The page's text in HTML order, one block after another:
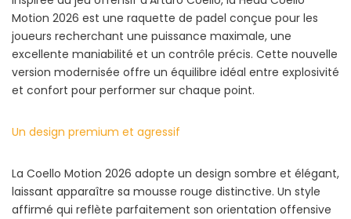
Motion 2026 est une raquette de padel conçue pour les
joueurs recherchant une puissance maximale, une
excellente maniabilité et un contrôle précis. Cette nouvelle
version modernisée offre un équilibre idéal entre explosivité
et confort pour performer sur chaque point.
Un design premium et agressif
La Coello Motion 2026 adopte un design sombre et élégant,
laissant apparaître sa mousse rouge distinctive. Un style
affirmé qui reflète parfaitement son orientation offensive